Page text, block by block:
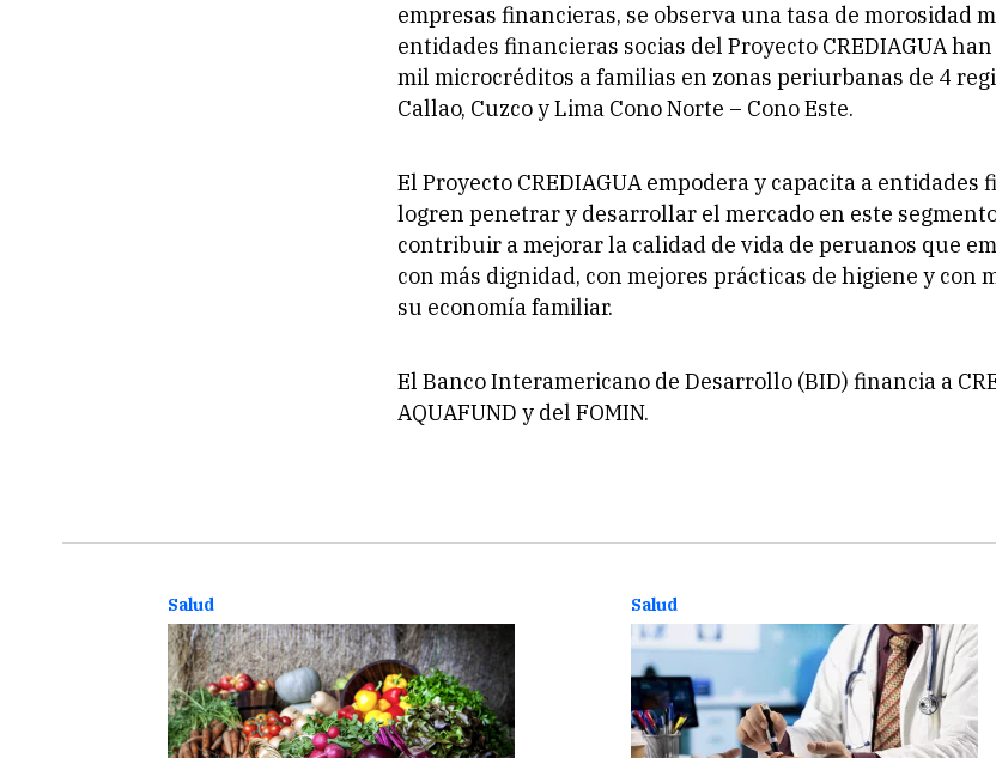
empresas financieras, se observa una tasa de morosidad
entidades financieras socias del Proyecto CREDIAGUA
mil microcréditos a familias en zonas periurbanas de 4
Callao, Cuzco y Lima Cono Norte – Cono Este.
El Proyecto CREDIAGUA empodera y capacita a entidades
logren penetrar y desarrollar el mercado en este
contribuir a mejorar la calidad de vida de peruanos que
con más dignidad, con mejores prácticas de higiene y con
su economía familiar.
El Banco Interamericano de Desarrollo (BID) financia a
AQUAFUND y del FOMIN.
Salud Salud